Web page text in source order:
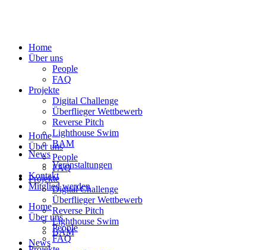
Home
Über uns
People
FAQ
Projekte
Digital Challenge
Überflieger Wettbewerb
Reverse Pitch
Lighthouse Swim
BAM
News
Veranstaltungen
Kontakt
Mitglied werden
Home
Über uns
People
FAQ
Home
Über uns
People
FAQ
Projekte
Digital Challenge
Überflieger Wettbewerb
Reverse Pitch
Lighthouse Swim
BAM
News